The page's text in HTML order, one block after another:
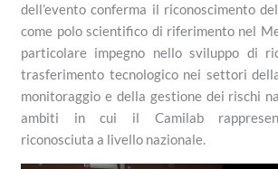
dell’evento conferma il riconoscimento
come polo scientifico di riferimento nel
particolare impegno nello sviluppo di
trasferimento tecnologico nei settori
monitoraggio e della gestione dei rischi
ambiti in cui il Camilab
riconosciuta a livello nazionale.